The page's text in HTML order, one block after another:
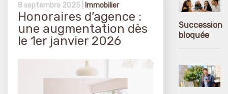
8 septembre 2025 | Immobilier
Honoraires d’agence :
une augmentation dès
le 1er janvier 2026
Succession
bloquée